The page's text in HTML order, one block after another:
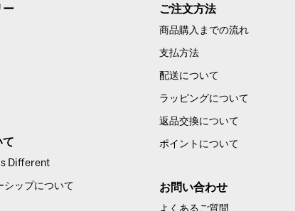
ー
て
Different
シップについて
ご注文方法
商品購入までの流れ
支払方法
配送について
ラッピングについて
返品交換について
ポイントについて
お問い合わせ
よくあるご質問